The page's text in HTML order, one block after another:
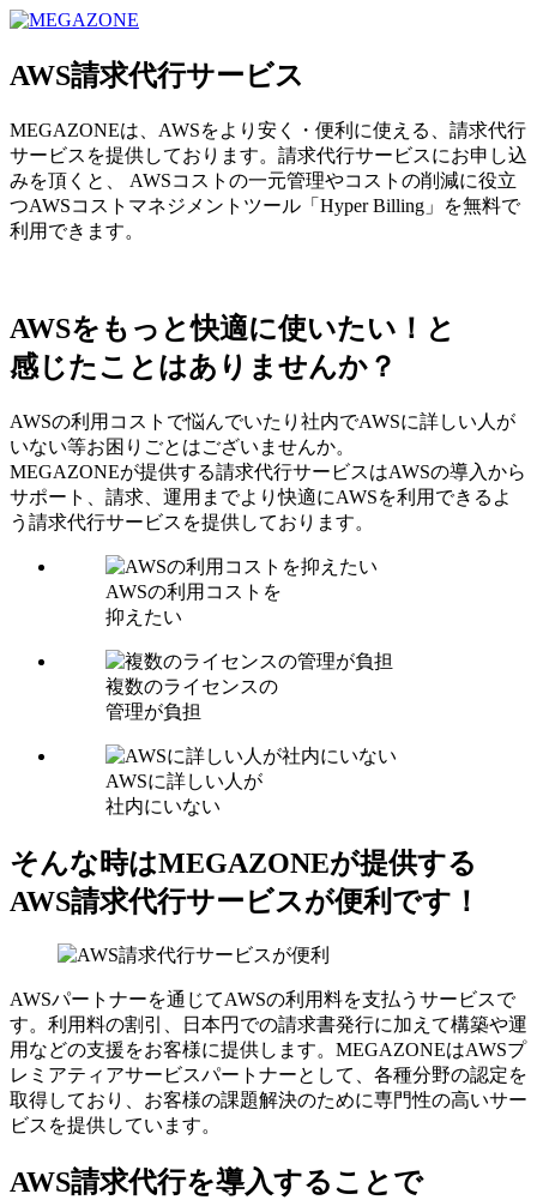
AWS請求代行サービス
MEGAZONEは、AWSをより安く・便利に使える、請求代行
サービスを提供しております。請求代行サービスにお申し込
みを頂くと、 AWSコストの一元管理やコストの削減に役立
つAWSコストマネジメントツール「Hyper Billing」を無料で
利用できます。
AWSをもっと快適に使いたい！と
感じたことはありませんか？
AWSの利用コストで悩んでいたり社内でAWSに詳しい人が
いない等お困りごとはございませんか。
MEGAZONEが提供する請求代行サービスはAWSの導入から
サポート、請求、運用までより快適にAWSを利用できるよ
う請求代行サービスを提供しております。
AWSの利用コストを
抑えたい
複数のライセンスの
管理が負担
AWSに詳しい人が
社内にいない
そんな時はMEGAZONEが提供する
AWS請求代行サービスが便利です！
AWSパートナーを通じてAWSの利用料を支払うサービスで
す。利用料の割引、日本円での請求書発行に加えて構築や運
用などの支援をお客様に提供します。MEGAZONEはAWSプ
レミアティアサービスパートナーとして、各種分野の認定を
取得しており、お客様の課題解決のために専門性の高いサー
ビスを提供しています。
AWS請求代行を導入することで